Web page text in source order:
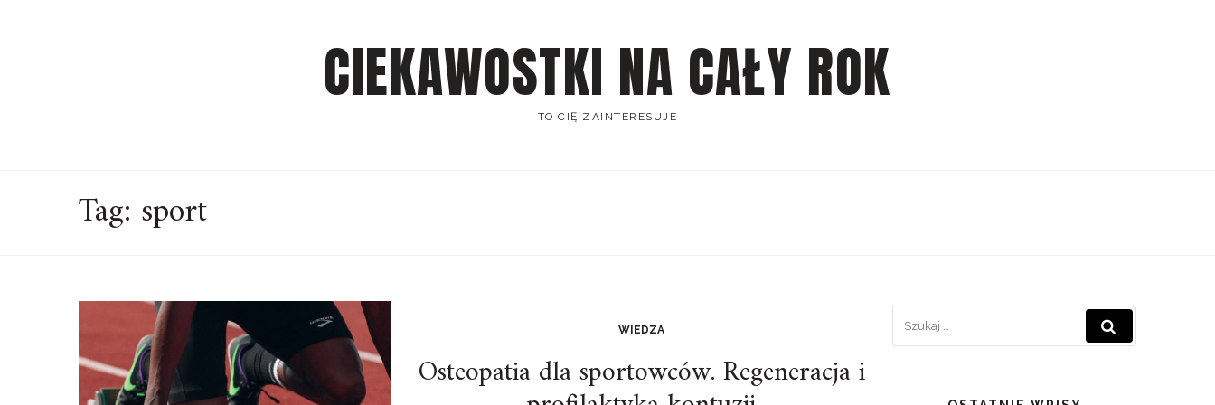
CIEKAWOSTKI NA CAŁY ROK
TO CIĘ ZAINTERESUJE
Tag: sport
WIEDZA
Osteopatia dla sportowców. Regeneracja i